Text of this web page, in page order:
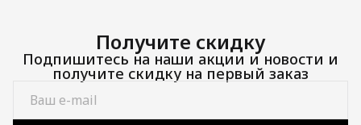
Получите скидку
Подпишитесь на наши акции и новости и
получите скидку на первый заказ